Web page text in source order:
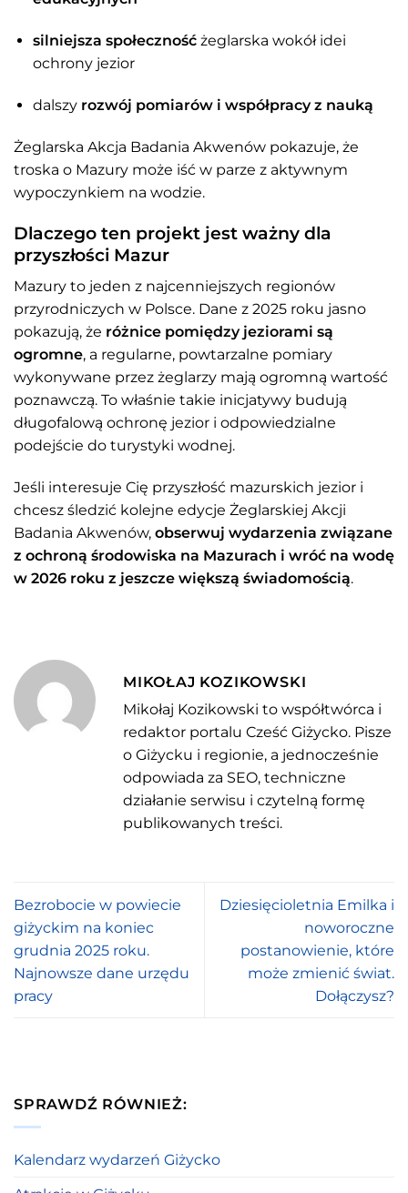
silniejsza społecznośćżeglarska wokół idei
ochrony jezior
dalszy rozwój pomiarów i współpracy z nauką
Żeglarska Akcja Badania Akwenów pokazuje, że
troska o Mazury może iść w parze z aktywnym
wypoczynkiem na wodzie.
Dlaczego ten projekt jest ważny dla
przyszłości Mazur
Mazury to jeden z najcenniejszych regionów
przyrodniczych w Polsce. Dane z 2025 roku jasno
pokazują, że różnice pomiędzy jeziorami są
ogromne, a regularne, powtarzalne pomiary
wykonywane przez żeglarzy mają ogromną wartość
poznawczą. To właśnie takie inicjatywy budują
długofalową ochronę jezior i odpowiedzialne
podejście do turystyki wodnej.
Jeśli interesuje Cię przyszłość mazurskich jezior i
chcesz śledzić kolejne edycje Żeglarskiej Akcji
Badania Akwenów, obserwuj wydarzenia związane
z ochroną środowiska na Mazurach i wróć na wodę
w 2026 roku z jeszcze większą świadomością.
MIKOŁAJ KOZIKOWSKI
Mikołaj Kozikowski to współtwórca i
redaktor portalu Cześć Giżycko. Pisze
o Giżycku i regionie, a jednocześnie
odpowiada za SEO, techniczne
działanie serwisu i czytelną formę
publikowanych treści.
Bezrobocie w powiecie
giżyckim na koniec
grudnia 2025 roku.
Najnowsze dane urzędu
pracy
Dziesięcioletnia Emilka i
noworoczne
postanowienie, które
może zmienić świat.
Dołączysz?
SPRAWDŹ RÓWNIEŻ:
Kalendarz wydarzeń Giżycko